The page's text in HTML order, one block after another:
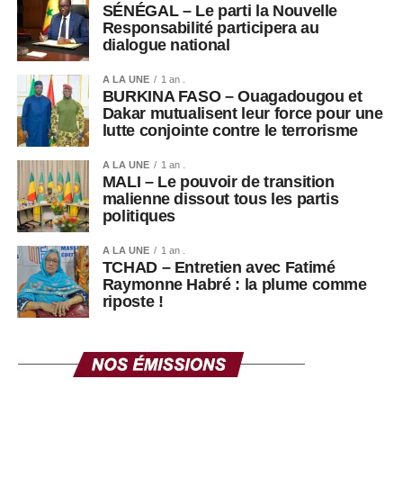
Taïwan occupe une place centrale dans l’économie
mondiale grâce à son rôle dominant dans la production
de semi-conducteurs, devenus indispensables au
développement de l’intelligence artificielle.
SÉNÉGAL – Le parti la Nouvelle
Responsabilité participera au
dialogue national
A LA UNE 1 an .
BURKINA FASO – Ouagadougou et
Dakar mutualisent leur force pour une
lutte conjointe contre le terrorisme
A LA UNE 1 an .
MALI – Le pouvoir de transition
malienne dissout tous les partis
politiques
A LA UNE 1 an .
TCHAD – Entretien avec Fatimé
Raymonne Habré : la plume comme
riposte !